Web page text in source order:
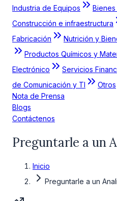
Industria de Equipos
Construcción e infraestructura
Fabricación
Nutrición y
Productos Químicos y
Electrónico
Servicios
de Comunicación y TI
Otros
Nota de Prensa
Blogs
Contáctenos
Preguntarle a un
Inicio
Preguntarle a un